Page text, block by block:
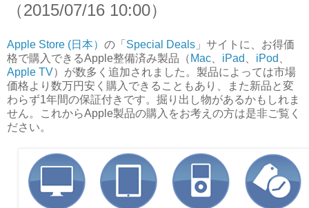
（2015/07/16 10:00）
Apple Store (日本） の「 Special Deals 」サイトに、お得価
格で購入できるApple整備済み製品（ Mac iPad iPod
Apple TV）が数多く追加されました。製品によっては市場
価格より数万円安く購入できることもあり、また新品と変
わらず1年間の保証付きです。掘り出し物があるかもしれま
せん。これからApple製品の購入をお考えの方は是非ご覧く
ださい。